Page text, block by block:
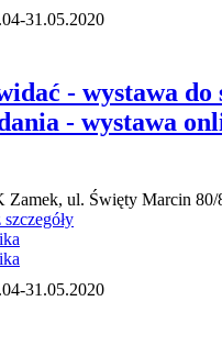
31.05.2020
- wystawa do
- wystawa
Zamek, ul. Święty Marcin 80/
31.05.2020